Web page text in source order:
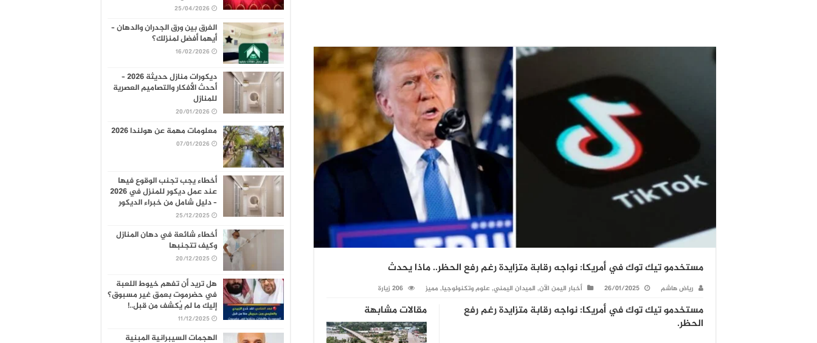
مستخدمو تيك توك في أمريكا: نواجه رقابة متزايدة رغم رفع الحظر.. ماذا يحدث
رياض هاشم 26/01/2025 أخبار اليمن الآن, الميدان اليمني, علوم وتكنولوجيا, مميز 206 زيارة
مقالات مشابهة
مستخدمو تيك توك في أمريكا: نواجه رقابة متزايدة رغم رفع
الحظر.
25/04/2026
الفرق بين ورق الجدران والدهان –
أيهما أفضل لمنزلك؟
16/02/2026
ديكورات منازل حديثة 2026 –
أحدث الأفكار والتصاميم العصرية
للمنازل
20/01/2026
معلومات مهمة عن هولندا 2026
07/01/2026
أخطاء يجب تجنب الوقوع فيها
عند عمل ديكور للمنزل في 2026
– دليل شامل من خبراء الديكور
25/12/2025
أخطاء شائعة في دهان المنازل
وكيف تتجنبها
20/12/2025
هل تريد أن تفهم خيوط اللعبة
في حضرموت بعمق غير مسبوق؟
إليك ما لم يُكشف من قبل..!
11/12/2025
الهجمات السيبرانية المبنية